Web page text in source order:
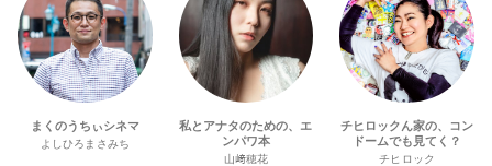
まくのうちぃシネマ
よしひろまさみち
私とアナタのための、エ
ンパワ本
山﨑穂花
チヒロックん家の、コン
ドームでも見てく？
チヒロック